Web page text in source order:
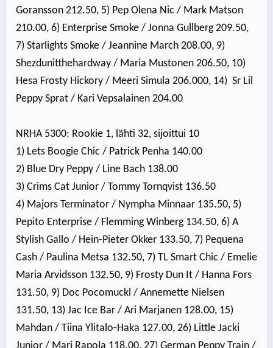
Goransson 212.50, 5) Pep Olena Nic / Mark Matson
210.00, 6) Enterprise Smoke / Jonna Gullberg 209.50,
7) Starlights Smoke / Jeannine March 208.00, 9)
Shezdunitthehardway / Maria Mustonen 206.50, 10)
Hesa Frosty Hickory / Meeri Simula 206.000, 14) Sr Lil
Peppy Sprat / Kari Vepsalainen 204.00
NRHA 5300: Rookie 1, lähti 32, sijoittui 10
1) Lets Boogie Chic / Patrick Penha 140.00
2) Blue Dry Peppy / Line Bach 138.00
3) Crims Cat Junior / Tommy Tornqvist 136.50
4) Majors Terminator / Nympha Minnaar 135.50, 5)
Pepito Enterprise / Flemming Winberg 134.50, 6) A
Stylish Gallo / Hein-Pieter Okker 133.50, 7) Pequena
Cash / Paulina Metsa 132.50, 7) TL Smart Chic / Emelie
Maria Arvidsson 132.50, 9) Frosty Dun It / Hanna Fors
131.50, 9) Doc Pocomuckl / Annemette Nielsen
131.50, 13) Jac Ice Bar / Ari Marjanen 128.00, 15)
Mahdan / Tiina Ylitalo-Haka 127.00, 26) Little Jacki